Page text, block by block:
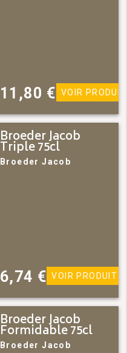
11,80 € VOIR PRODUIT
Broeder Jacob
Triple 75cl
Broeder Jacob
6,74 € VOIR PRODUIT
Broeder Jacob
Formidable 75cl
Broeder Jacob